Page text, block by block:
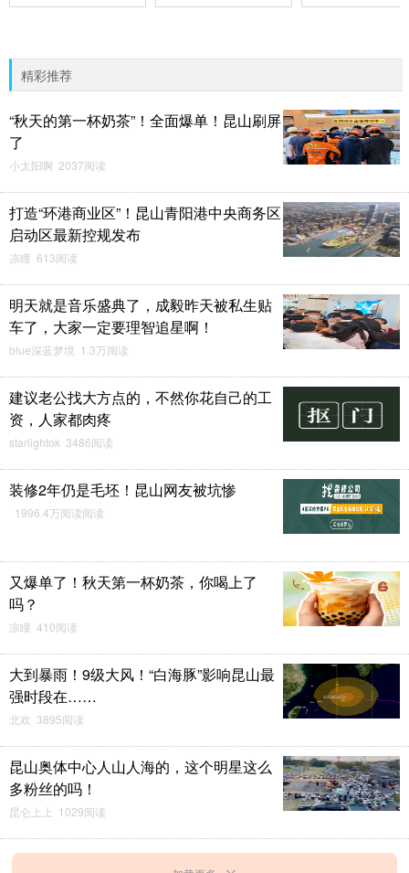
精彩推荐
“秋天的第一杯奶茶”！全面爆单！昆山刷屏
了
小太阳啊 2037阅读
打造“环港商业区”！昆山青阳港中央商务区
启动区最新控规发布
凉瞳 613阅读
明天就是音乐盛典了，成毅昨天被私生贴
车了，大家一定要理智追星啊！
blue深蓝梦境 1.3万阅读
建议老公找大方点的，不然你花自己的工
资，人家都肉疼
starlightok 3486阅读
装修2年仍是毛坯！昆山网友被坑惨
1996.4万阅读阅读
又爆单了！秋天第一杯奶茶，你喝上了
吗？
凉瞳 410阅读
大到暴雨！9级大风！“白海豚”影响昆山最
强时段在……
北欢 3895阅读
昆山奥体中心人山人海的，这个明星这么
多粉丝的吗！
昆仑上上 1029阅读